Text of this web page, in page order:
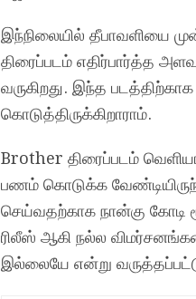
இந்நிலையில் தீபாவளியை
திரைப்படம் எதிர்பார்த்த
வருகிறது. இந்த
கொடுத்திருக்கிறாராம்.
Brother திரைப்படம்
பணம் கொடுக்க
செய்வதற்காக நான்கு கோடி
ரிலீஸ் ஆகி நல்ல
இல்லையே என்று